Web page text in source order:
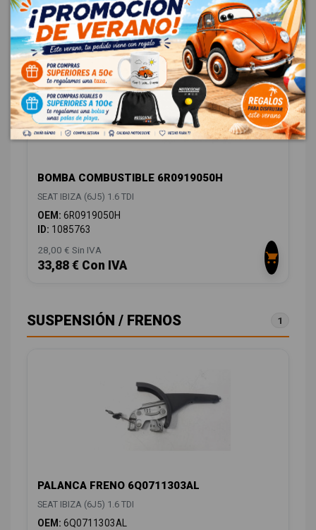
MOTOR / ADMISIÓN / ESCAPE 1
BOMBA COMBUSTIBLE 6R0919050H
SEAT IBIZA (6J5) 1.6 TDI
OEM: 6R0919050H
ID: 1085763
28,00 € Sin IVA
33,88 € Con IVA
SUSPENSIÓN / FRENOS 1
PALANCA FRENO 6Q0711303AL
SEAT IBIZA (6J5) 1.6 TDI
OEM: 6Q0711303AL